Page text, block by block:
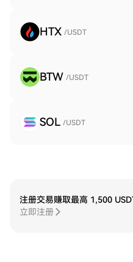
HTX /USDT
BTW /USDT
SOL /USDT
注册交易赚取最高 1,500
立即注册